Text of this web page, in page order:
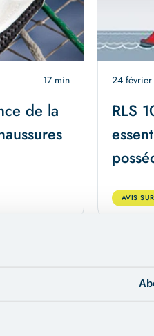
17 min
de la
24
RLS
AVIS